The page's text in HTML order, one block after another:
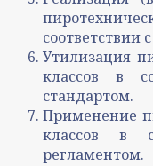
соответствии
Утилизация
классов в
стандартом.
Применение
классов в
регламентом.